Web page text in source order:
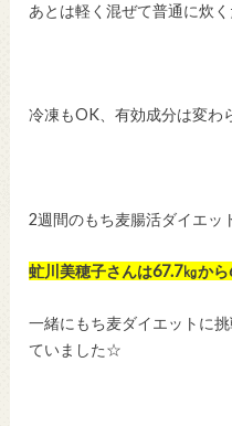
あとは軽く混ぜて普通に炊く
冷凍もOK、有効成分は変わ
2週間のもち麦腸活ダイエッ
虻川美穂子さんは67.7㎏か
一緒にもち麦ダイエットに
ていました☆